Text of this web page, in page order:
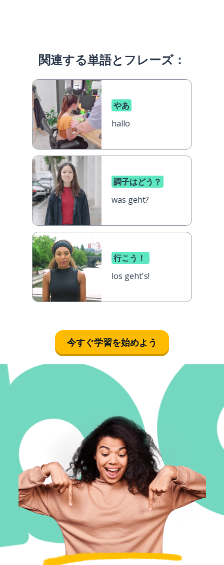
関連する単語とフレーズ：
やあ
hallo
調子はどう？
was geht?
行こう！
los geht's!
今すぐ学習を始めよう